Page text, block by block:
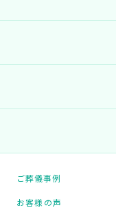
ご葬儀事例
お客様の声